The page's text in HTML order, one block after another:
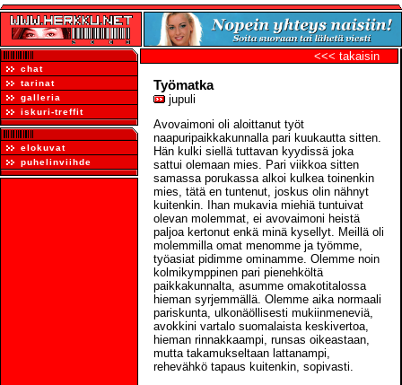
chat
tarinat
galleria
iskuri-treffit
elokuvat
puhelinviihde
<<< takaisin
Työmatka
jupuli
Avovaimoni oli aloittanut työt
naapuripaikkakunnalla pari kuukautta sitten.
Hän kulki siellä tuttavan kyydissä joka
sattui olemaan mies. Pari viikkoa sitten
samassa porukassa alkoi kulkea toinenkin
mies, tätä en tuntenut, joskus olin nähnyt
kuitenkin. Ihan mukavia miehiä tuntuivat
olevan molemmat, ei avovaimoni heistä
paljoa kertonut enkä minä kysellyt. Meillä oli
molemmilla omat menomme ja työmme,
työasiat pidimme ominamme. Olemme noin
kolmikymppinen pari pienehköltä
paikkakunnalta, asumme omakotitalossa
hieman syrjemmällä. Olemme aika normaali
pariskunta, ulkonäöllisesti mukiinmeneviä,
avokkini vartalo suomalaista keskivertoa,
hieman rinnakkaampi, runsas oikeastaan,
mutta takamukseltaan lattanampi,
rehevähkö tapaus kuitenkin, sopivasti.